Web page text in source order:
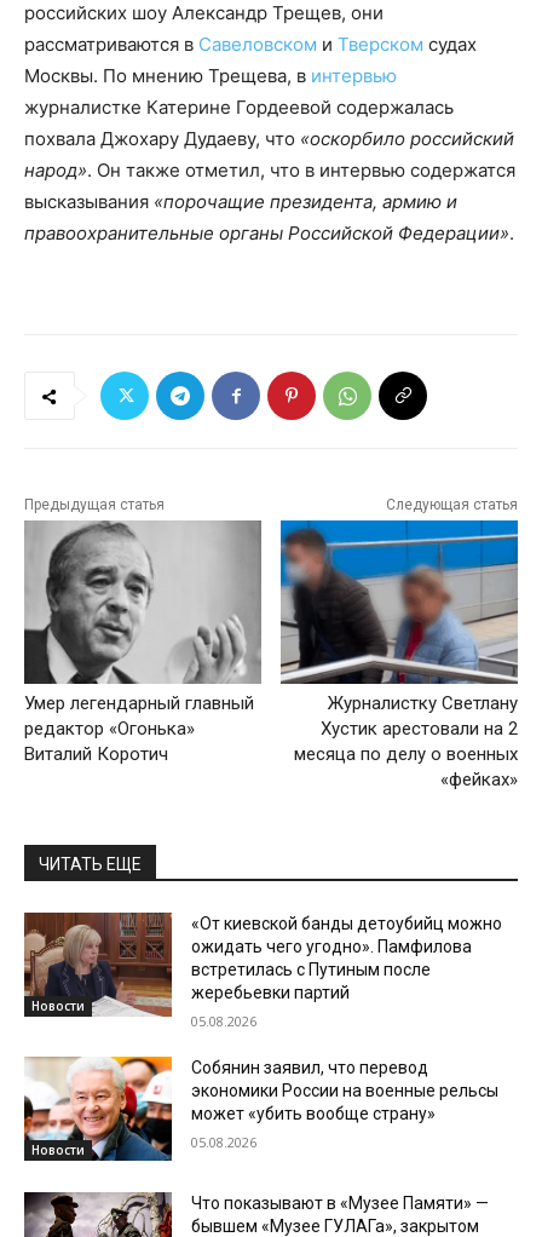
российских шоу Александр Трещев, они
рассматриваются в Савеловском и Тверском судах
Москвы. По мнению Трещева, в интервью
журналистке Катерине Гордеевой содержалась
похвала Джохару Дудаеву, что «оскорбило российский
народ». Он также отметил, что в интервью содержатся
высказывания «порочащие президента, армию и
правоохранительные органы Российской Федерации».
Предыдущая статья
Умер легендарный главный
редактор «Огонька»
Виталий Коротич
Следующая статья
Журналистку Светлану
Хустик арестовали на 2
месяца по делу о военных
«фейках»
ЧИТАТЬ ЕЩЕ
Новости
«От киевской банды детоубийц можно
ожидать чего угодно». Памфилова
встретилась с Путиным после
жеребьевки партий
05.08.2026
Новости
Собянин заявил, что перевод
экономики России на военные рельсы
может «убить вообще страну»
05.08.2026
Что показывают в «Музее Памяти» —
бывшем «Музее ГУЛАГа», закрытом